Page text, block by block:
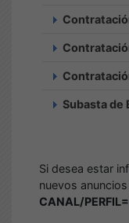
Subasta de
Si desea estar
nuevos anuncios
CANAL/